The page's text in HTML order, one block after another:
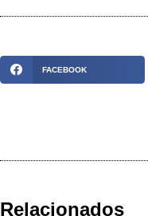
FACEBOOK
Relacionados